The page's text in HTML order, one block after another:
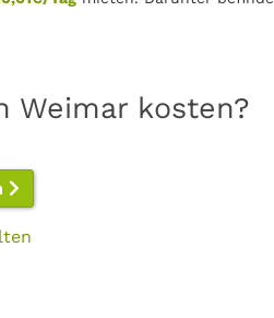
Weimar kosten?